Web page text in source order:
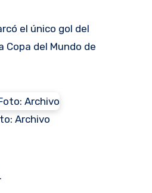
el único gol del
Copa del Mundo de
Archivo